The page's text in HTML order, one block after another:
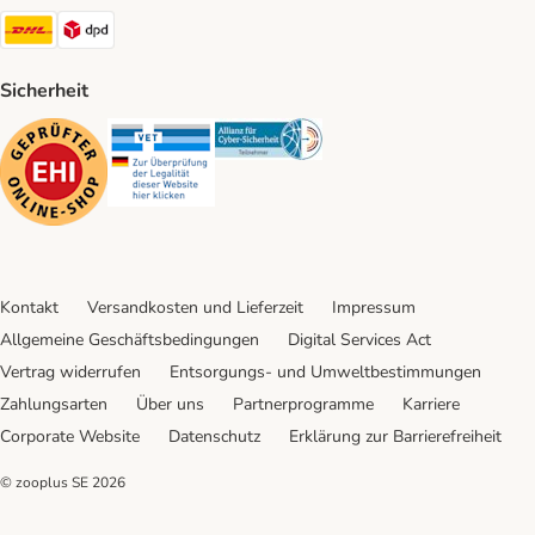
DHL Shipping Method
Sicherheit
Security Security Security
Kontakt Versandkosten und Lieferzeit
Impressum
Allgemeine Geschäftsbedingungen
Digital Services Act
Vertrag widerrufen
Entsorgungs- und Umweltbestimmungen
Zahlungsarten
Über uns Partnerprogramme
Karriere
Corporate Website
Datenschutz Erklärung zur Barrierefreiheit
© zooplus SE 2026